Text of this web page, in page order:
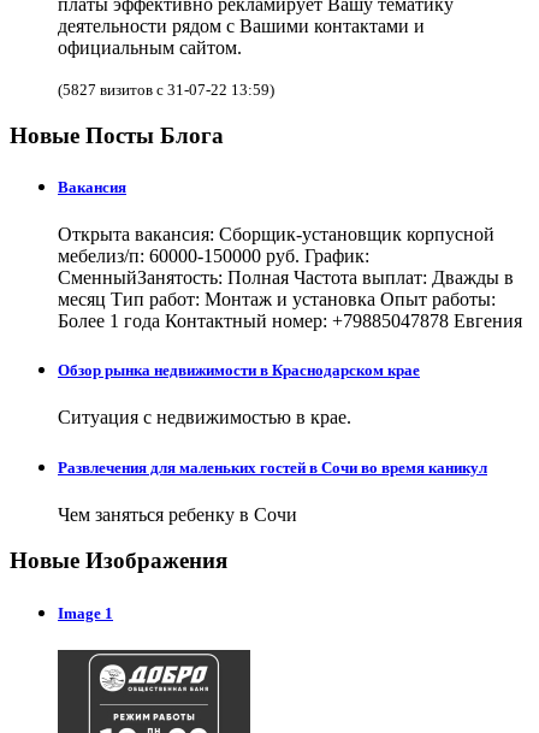
платы эффективно рекламирует Вашу тематику
деятельности рядом с Вашими контактами и
официальным сайтом.
(5827 визитов с 31-07-22 13:59)
Новые Посты Блога
Вакансия
Открыта вакансия: Сборщик-установщик корпусной
мебелиз/п: 60000-150000 руб. График:
СменныйЗанятость: Полная Частота выплат: Дважды в
месяц Тип работ: Монтаж и установка Опыт работы:
Более 1 года Контактный номер: +79885047878 Евгения
Обзор рынка недвижимости в Краснодарском крае
Ситуация с недвижимостью в крае.
Развлечения для маленьких гостей в Сочи во время каникул
Чем заняться ребенку в Сочи
Новые Изображения
Image 1